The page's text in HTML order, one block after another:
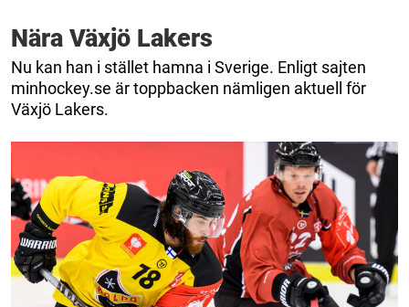
Nära Växjö Lakers
Nu kan han i stället hamna i Sverige. Enligt sajten
minhockey.se är toppbacken nämligen aktuell för
Växjö Lakers.